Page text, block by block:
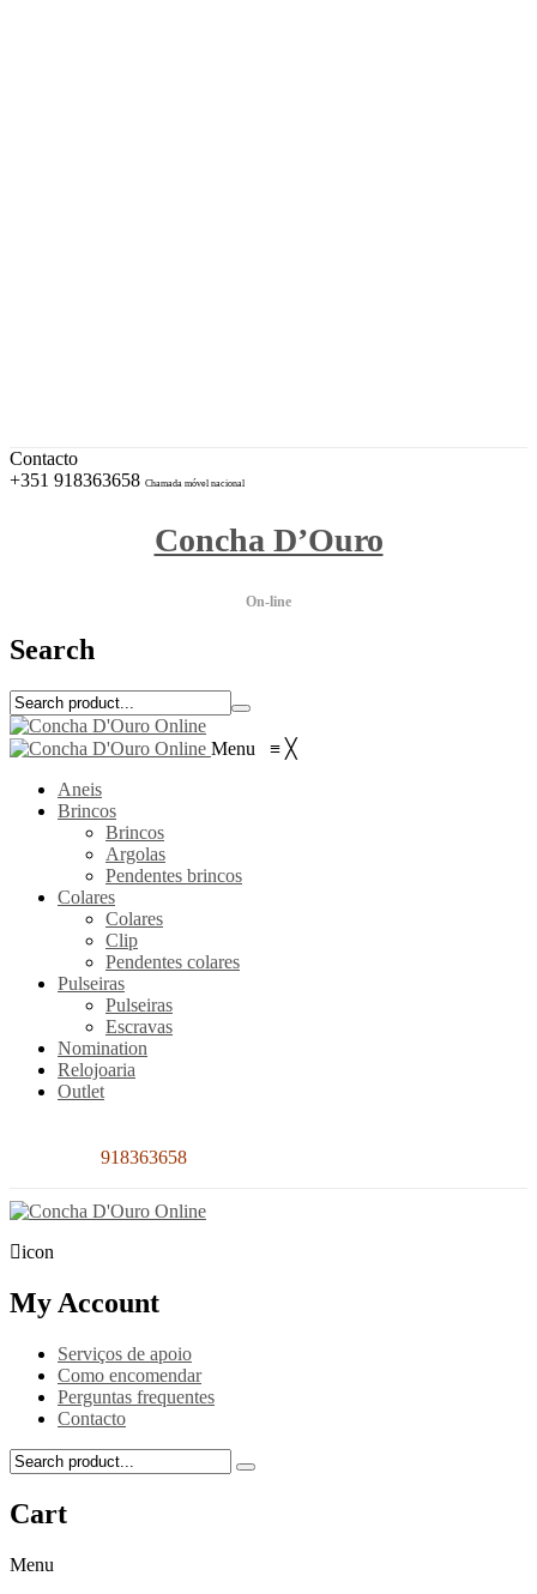
Contacto
+351 918363658 Chamada móvel nacional
Concha D’Ouro
On-line
Search
Menu ≡ ╳
Aneis
Brincos
Brincos
Argolas
Pendentes brincos
Colares
Colares
Clip
Pendentes colares
Pulseiras
Pulseiras
Escravas
Nomination
Relojoaria
Outlet
918363658
icon
My Account
Serviços de apoio
Como encomendar
Perguntas frequentes
Contacto
Cart
Menu